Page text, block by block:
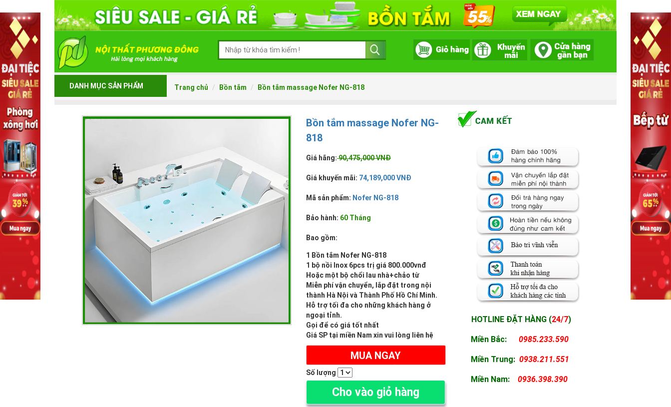
DANH MỤC SẢN PHẨM Trang chủ Bồn tắm Bồn tắm massage Nofer NG-818
Bồn tắm massage Nofer NG-
818
Giá hãng:90,475,000 VNĐ
Giá khuyến mãi: 74,189,000 VNĐ
Mã sản phẩm: Nofer NG-818
Bảo hành: 60 Tháng
Bao gồm:
1 Bồn tắm Nofer NG-818
1 bộ nồi Inox 6pcs trị giá 800.000vnđ
Hoặc một bộ chổi lau nhà+chảo từ
Miễn phí vận chuyển, lắp đặt trong nội
thành Hà Nội và Thành Phố Hồ Chí Minh.
Hỗ trợ tối đa cho những khách hàng ở
ngoại tỉnh.
Gọi để có giá tốt nhất
Giá SP tại miền Nam xin vui lòng liên hệ
MUA NGAY
(ĐẶT HÀNG ONLINE TRỪ NGAY 2%)
Số lượng
Cho vào giỏ hàng
HOTLINE ĐẶT HÀNG (24/7)
Miền Bắc: 0985.233.590
MiềnTrung: 0938.211.551
MiềnNam: 0936.398.390